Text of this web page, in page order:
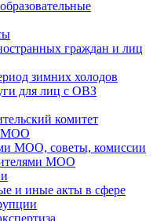
граждан и лиц
зимних холодов
для лиц с ОВЗ
комитет
МОО
МОО, советы, комиссии
МОО
и иные акты в сфере